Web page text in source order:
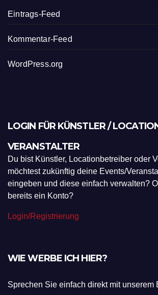
Eintrags-Feed
Kommentar-Feed
WordPress.org
LOGIN FÜR KÜNSTLER /
VERANSTALTER
Du bist Künstler, Locationbetreiber oder
möchtest zukünftig deine Events/
eingeben und diese einfach verwalten?
bereits ein Konto?
Login/Registrierung
WIE WERBE ICH HIER?
Sprechen Sie einfach direkt mit unserem